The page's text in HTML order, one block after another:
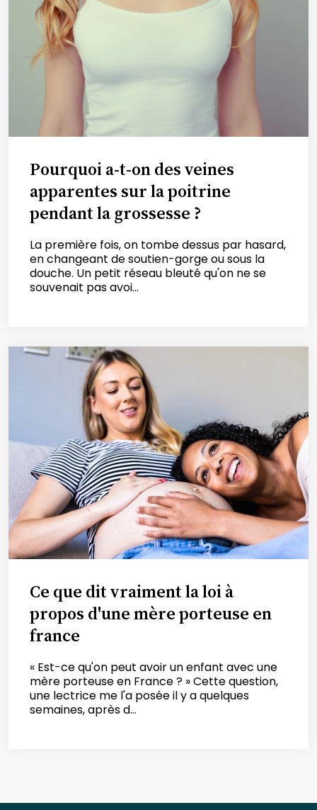
Pourquoi a-t-on des veines
apparentes sur la poitrine
pendant la grossesse ?
La première fois, on tombe dessus par hasard,
en changeant de soutien-gorge ou sous la
douche. Un petit réseau bleuté qu'on ne se
souvenait pas avoi...
Ce que dit vraiment la loi à
propos d'une mère porteuse en
france
« Est-ce qu'on peut avoir un enfant avec une
mère porteuse en France ? » Cette question,
une lectrice me l'a posée il y a quelques
semaines, après d...